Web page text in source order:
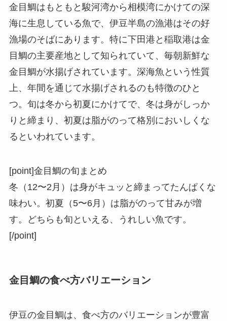
金目鯛はもともと駿河湾から相模湾にかけての深
海に生息している魚で、伊豆半島の漁港はその好
漁場のそばにあります。特に下田港と稲取港は金
目鯛の主要産地として知られていて、毎朝新鮮な
金目鯛が水揚げされています。深海魚という性質
上、年間を通じて水揚げされるのも特徴のひと
つ。旬は冬から初夏にかけてで、冬は身がしっか
りと締まり、初夏は脂がのって格別においしくな
るといわれています。
[point]金目鯛の旬まとめ
冬（12〜2月）は身がキュッと締まってたんぱくな
味わい。初夏（5〜6月）は脂がのって甘みが増
す。どちらも旬といえる、うれしい魚です。
[/point]
金目鯛の食べ方バリエーション
伊豆の金目鯛は、食べ方のバリエーションが豊富